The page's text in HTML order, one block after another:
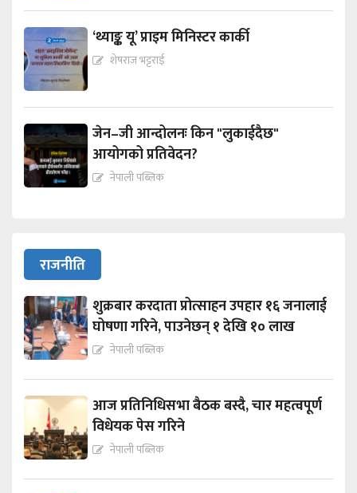
‘थ्याङ्क यू’ प्राइम मिनिस्टर कार्की
शेषराज भट्टराई
जेन–जी आन्दोलनः किन "लुकाईदैछ"
आयोगको प्रतिवेदन?
नेपाली पब्लिक
राजनीति
शुक्रबार करदाता प्रोत्साहन उपहार १६ जनालाई
घोषणा गरिने, पाउनेछन् १ देखि १० लाख
नेपाली पब्लिक
आज प्रतिनिधिसभा बैठक बस्दै, चार महत्वपूर्ण
विधेयक पेस गरिने
नेपाली पब्लिक